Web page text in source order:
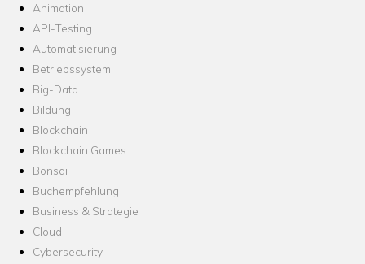
Animation
API-Testing
Automatisierung
Betriebssystem
Big-Data
Bildung
Blockchain
Blockchain Games
Bonsai
Buchempfehlung
Business & Strategie
Cloud
Cybersecurity